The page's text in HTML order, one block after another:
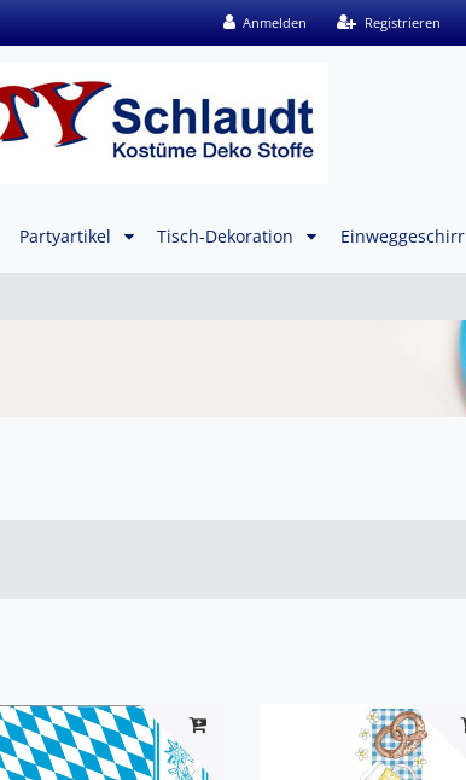
Anmelden Registrieren
Partyartikel Tisch-Dekoration Einweggeschirr